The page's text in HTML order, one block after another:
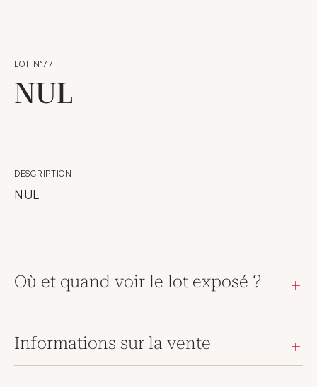
LOT N°77
NUL
DESCRIPTION
NUL
Où et quand voir le lot exposé ?
Informations sur la vente